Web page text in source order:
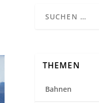
THEMEN
Bahnen